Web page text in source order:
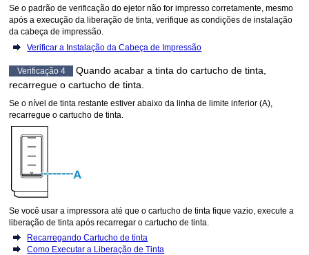
Se o padrão de verificação do ejetor não for impresso corretamente, mesmo
após a execução da liberação de tinta, verifique as condições de instalação
dacabeça de impressão
Verificar a Instalação da Cabeça de Impressão
Verificação 4 Quando acabar a tinta docartucho de tinta,
recarregue ocartucho de tinta.
Se o nível de tinta restante estiver abaixo da linha de limite inferior (A),
recarregue ocartucho de tinta
Se você usar aimpressora até que ocartucho de tinta fique vazio, execute a
liberação de tinta após recarregar ocartucho de tinta
Recarregando Cartucho de tinta
Como Executar a Liberação de Tinta